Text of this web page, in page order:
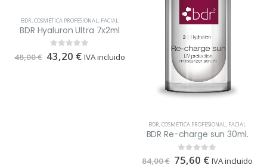
BDR COSMÉTICA PROFESIONAL FACIAL
BDR Hyaluron Ultra 7x2ml
0out of 5
48,00€ 43,20 € IVA incluido
BDR,COSMÉTICA PROFESIONAL, FACIAL
BDR Re-charge sun 30ml.
0out of 5
84,00€ 75,60 € IVA incluido